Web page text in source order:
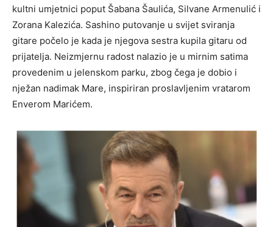
kultni umjetnici poput Šabana Šaulića, Silvane Armenulić i
Zorana Kalezića. Sashino putovanje u svijet sviranja
gitare počelo je kada je njegova sestra kupila gitaru od
prijatelja. Neizmjernu radost nalazio je u mirnim satima
provedenim u jelenskom parku, zbog čega je dobio i
nježan nadimak Mare, inspiriran proslavljenim vratarom
Enverom Marićem.